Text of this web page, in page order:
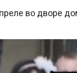
во дворе